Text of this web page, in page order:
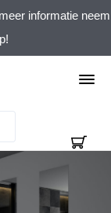
informatie neem